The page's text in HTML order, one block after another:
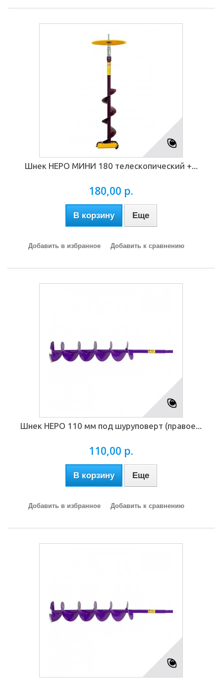
Шнек НЕРО МИНИ 180 телескопический +...
180,00 р.
В корзину Еще
Добавить в избранное Добавить к сравнению
Шнек НЕРО 110 мм под шуруповерт (правое...
110,00 р.
В корзину Еще
Добавить в избранное Добавить к сравнению